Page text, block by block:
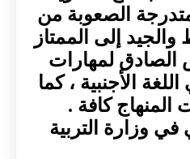
الصعوبة من
إلى الممتاز
الصادق لمهارات
اللغة الأجنبية ، كما
كافة .
وزارة التربية